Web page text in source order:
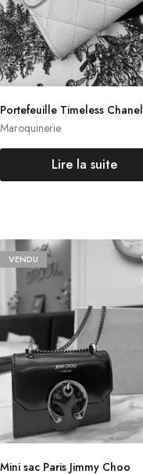
Maroquinerie
Portefeuille Timeless Chanel
Lire la suite
VENDU
Mini sac Paris Jimmy Choo